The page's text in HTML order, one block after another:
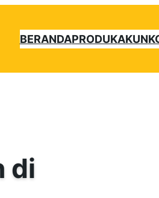
BERANDAPRODUKAKUN
di